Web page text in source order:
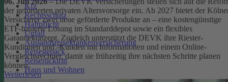
Kfz
Rechtsschutz
Haftpflicht
Unfall
Auslandsreisekrankenversicherung
Reisegepäck
Reiserücktritt
Haus und Wohnen
der geförderten privaten Altersvorsorge ein. Ab 2027 bietet der
Versicherer zwei neue geförderte Produkte an – eine kostengünstige
ETF-basierte Lösung im Standarddepot sowie ein flexibles
Garantiekonzept. Zugleich unterstützt die DEVK ihre Riester-
Kundinnen und -Kunden mit Informationen und einem Online-
Vergleichsrechner, damit sie frühzeitig ihre nächsten Schritte planen
können.
Weiterlesen